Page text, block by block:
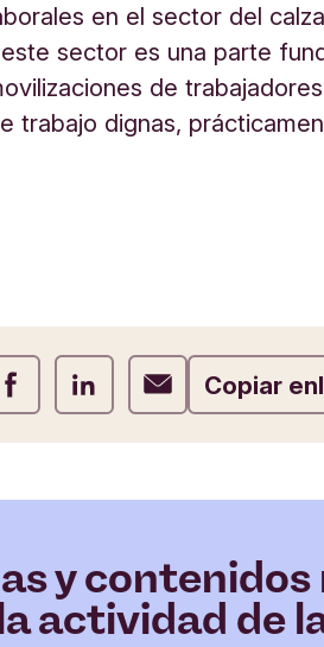
en el sector del
sector es una parte
de
trabajo dignas,
Facebook
Compartir LinkedIn
Compartir Correo
Copiar
y
actividad de